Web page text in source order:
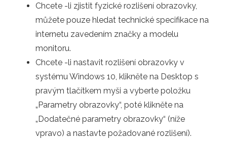
Chcete -li zjistit fyzické rozlišení obrazovky,
můžete pouze hledat technické specifikace na
internetu zavedením značky a modelu
monitoru.
Chcete -li nastavit rozlišení obrazovky v
systému Windows 10, klikněte na Desktop s
pravým tlačítkem myši a vyberte položku
„Parametry obrazovky“, poté klikněte na
„Dodatečné parametry obrazovky“ (níže
vpravo) a nastavte požadované rozlišení).